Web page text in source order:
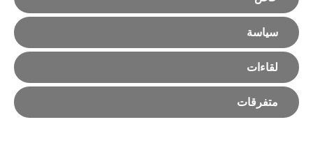
سياسة
لقاءات
متفرقات